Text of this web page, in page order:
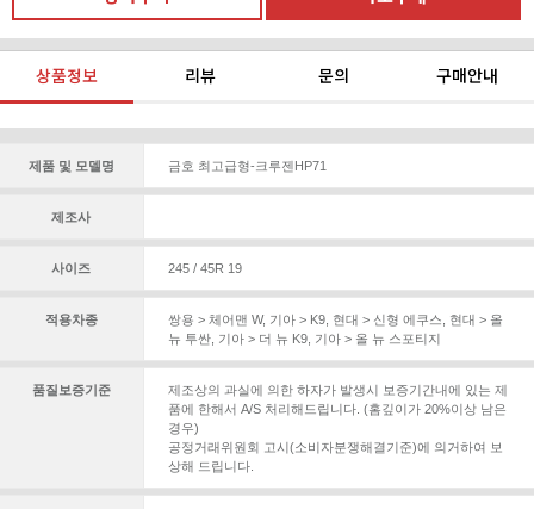
상품정보 리뷰 문의 구매안내
제품 및 모델명 금호 최고급형-크루젠HP71
제조사
사이즈 245 / 45R 19
적용차종 쌍용 > 체어맨 W, 기아 > K9, 현대 > 신형 에쿠스
현대 > 올
뉴 투싼, 기아 > 더 뉴 K9, 기아 > 올 뉴 스포티지
품질보증기준
제조상의 과실에 의한 하자가 발생시 보증기간내에 있는 제
품에 한해서 A/S 처리해드립니다. (홈깊이가 20%이상 남은
경우)
공정거래위원회 고시(소비자분쟁해결기준)에 의거하여 보
상해 드립니다.